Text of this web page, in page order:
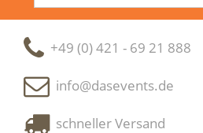
+49 (0) 421 - 69 21 888
info@dasevents.de
schneller Versand